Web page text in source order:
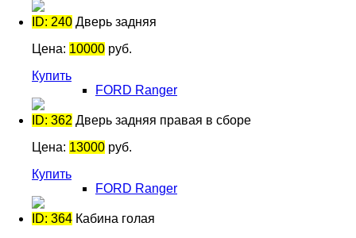
ID: 240 Дверь задняя
Цена: 10000 руб.
Купить
FORD Ranger
ID: 362 Дверь задняя правая в сборе
Цена: 13000 руб.
Купить
FORD Ranger
ID: 364 Кабина голая